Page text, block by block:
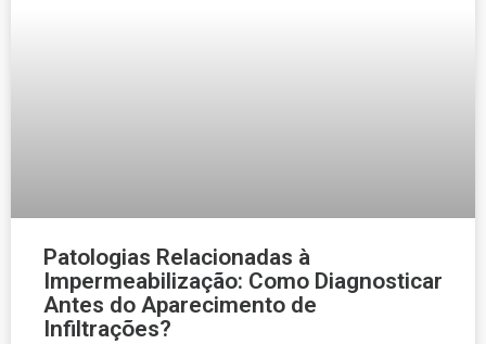
Patologias Relacionadas à
Impermeabilização: Como Diagnosticar
Antes do Aparecimento de
Infiltrações?